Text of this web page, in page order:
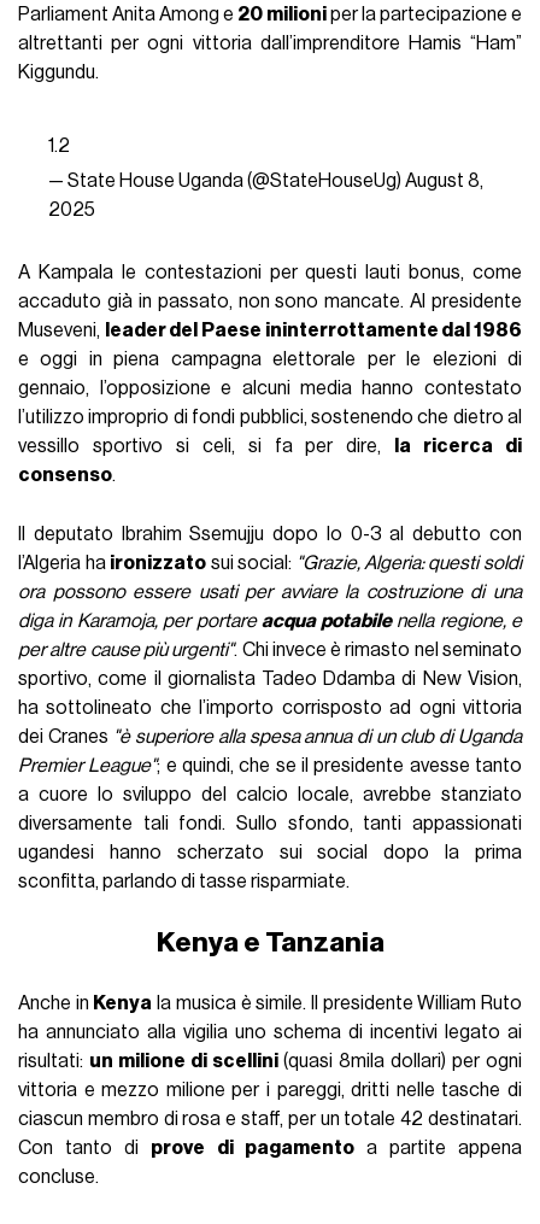
Parliament Anita Among e 20 milioniper la partecipazione e
altrettanti per ogni vittoria dall’imprenditore Hamis “Ham”
Kiggundu.
1.2
— State House Uganda (@StateHouseUg) August 8,
2025
A Kampala le contestazioni per questi lauti bonus, come
accaduto già in passato, non sono mancate. Al presidente
Museveni,
leader del Paese ininterrottamente dal 1986
e oggi in piena campagna elettorale per le elezioni di
gennaio, l’opposizione e alcuni media hanno contestato
l’utilizzo improprio di fondi pubblici, sostenendo che dietro al
vessillo sportivo si celi, si fa per dire,
la ricerca di
consenso.
Il deputato Ibrahim Ssemujju dopo lo 0-3 al debutto con
l’Algeria ha ironizzato sui social: "Grazie, Algeria: questi soldi
ora possono essere usati per avviare la costruzione di una
diga in Karamoja, per portareacqua potabilenella regione, e
per altre cause più urgenti". Chi invece è rimasto nel seminato
sportivo, come il giornalista Tadeo Ddamba di New Vision,
ha sottolineato che l’importo corrisposto ad ogni vittoria
dei Cranes "è superiore alla spesa annua di un club di Uganda
Premier League"; e quindi, che se il presidente avesse tanto
a cuore lo sviluppo del calcio locale, avrebbe stanziato
diversamente tali fondi. Sullo sfondo, tanti appassionati
ugandesi hanno scherzato sui social dopo la prima
sconfitta, parlando di tasse risparmiate.
Kenya e Tanzania
Anche in Kenya la musica è simile. Il presidente William Ruto
ha annunciato alla vigilia uno schema di incentivi legato ai
risultati: un milione di scellini(quasi 8mila dollari) per ogni
vittoria e mezzo milione per i pareggi, dritti nelle tasche di
ciascun membro di rosa e staff, per un totale 42 destinatari.
Con tanto di prove di pagamentoa partite appena
concluse.